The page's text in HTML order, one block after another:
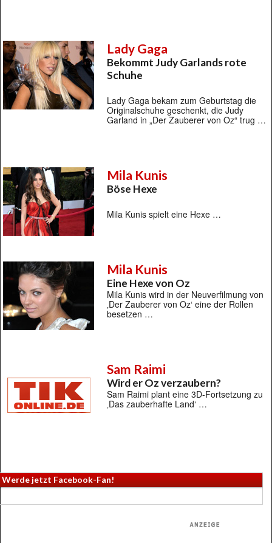
Lady Gaga
Bekommt Judy Garlands rote
Schuhe
Lady Gaga bekam zum Geburtstag die
Originalschuhe geschenkt, die Judy
Garland in „Der Zauberer von Oz“ trug …
Mila Kunis
Böse Hexe
Mila Kunis spielt eine Hexe …
Mila Kunis
Eine Hexe von Oz
Mila Kunis wird in der Neuverfilmung von
‚Der Zauberer von Oz‘ eine der Rollen
besetzen …
Sam Raimi
Wird er Oz verzaubern?
Sam Raimi plant eine 3D-Fortsetzung zu
‚Das zauberhafte Land‘ …
Werde jetzt Facebook-Fan!